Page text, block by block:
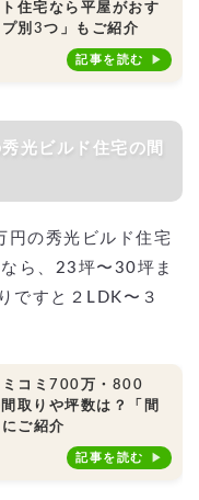
住宅なら平屋がおす
別3つ」もご紹介
記事を読む
の秀光ビルド住宅
ら、23坪〜30坪ま
ですと２LDK〜３
ミコミ700万・800
取りや坪数は？「間
ご紹介
記事を読む